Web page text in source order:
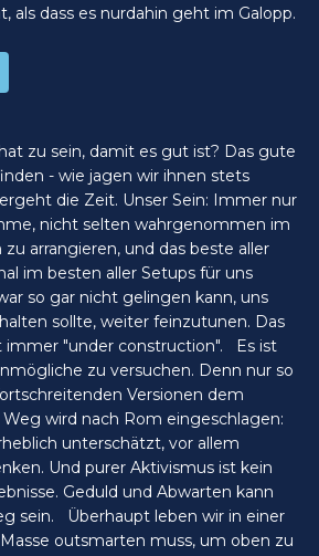
als dass es nurdahin geht im Galopp.
zu sein, damit es gut ist? Das gute
- wie jagen wir ihnen stets
die Zeit. Unser Sein: Immer nur
nicht selten wahrgenommen im
arrangieren, und das beste aller
im besten aller Setups für uns
so gar nicht gelingen kann, uns
sollte, weiter feinzutunen. Das
immer "under construction". Es ist
zu versuchen. Denn nur so
Versionen dem
wird nach Rom eingeschlagen:
unterschätzt, vor allem
Und purer Aktivismus ist kein
Geduld und Abwarten kann
sein. Überhaupt leben wir in einer
outsmarten muss, um oben zu